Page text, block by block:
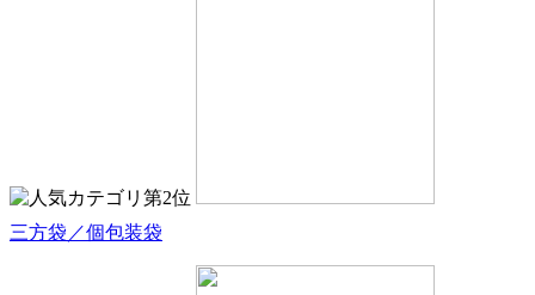
三方袋／個包装袋